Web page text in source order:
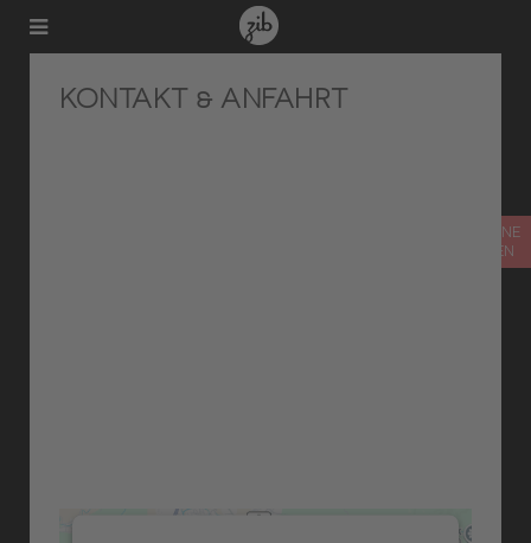
TERMIN ONLINE
VEREINBAREN
KONTAKT & ANFAHRT